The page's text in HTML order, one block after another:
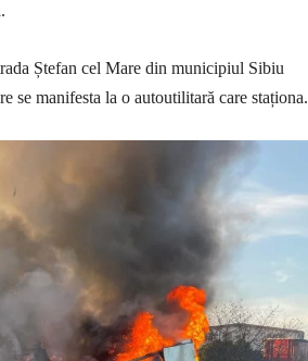
Ștefan cel Mare din municipiul Sibiu
se manifesta la o autoutilitară care staționa.